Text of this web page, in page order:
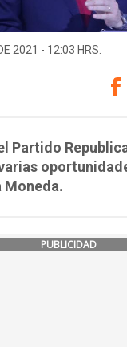
2021 - 12:03 HRS.
Partido
Moneda.
PUBLICIDAD